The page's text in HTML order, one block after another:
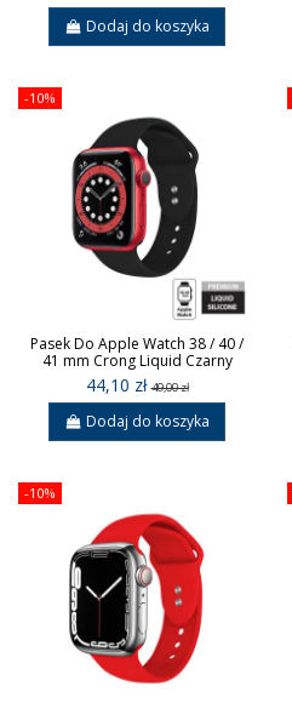
Dodaj do koszyka
-10%
Pasek Do Apple Watch 38 / 40 /
41 mm Crong Liquid Czarny
44,10 zł49,00 zł
Dodaj do koszyka
-10%